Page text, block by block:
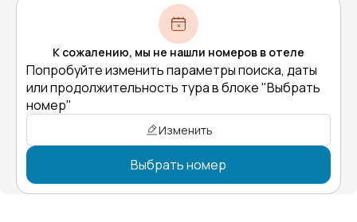
К сожалению, мы не нашли номеров в отеле
Попробуйте изменить параметры поиска, даты
или продолжительность тура в блоке "Выбрать
номер"
Изменить
Выбрать номер